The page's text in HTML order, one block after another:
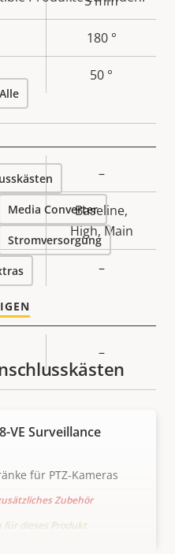
180 °
50 °
Eigentumswert
–
Baseline,
High, Main
–
Eigentumswert
–
Alle
Media Converter
Stromversorgung
VE Surveillance
für PTZ-Kameras
Zubehör
für dieses Produkt